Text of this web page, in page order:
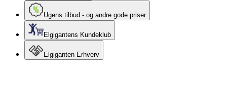
Ugens tilbud - og andre gode priser
Elgigantens Kundeklub
Elgiganten Erhverv